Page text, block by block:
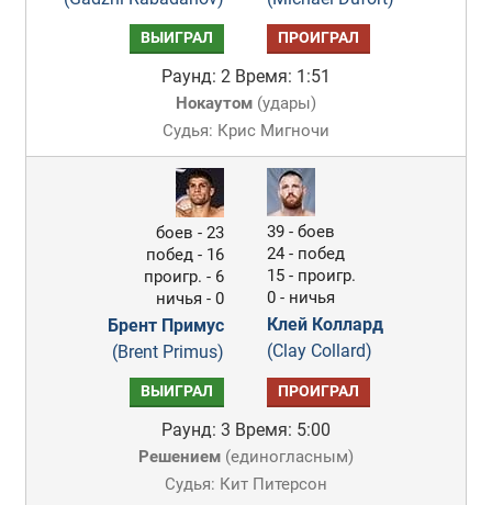
ВЫИГРАЛ ПРОИГРАЛ
Раунд: 2 Время: 1:51
Нокаутом(удары)
Судья: Крис Мигночи
боев - 23
побед - 16
проигр. - 6
ничья - 0
Брент Примус
(Brent Primus)
39 - боев
24 - побед
15 - проигр.
0 - ничья
Клей Коллард
(Clay Collard)
ВЫИГРАЛ ПРОИГРАЛ
Раунд: 3 Время: 5:00
Решением(единогласным)
Судья: Кит Питерсон